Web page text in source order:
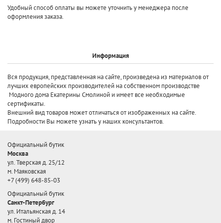
Удобный способ оплаты вы можете уточнить у менеджера после
оформления заказа.
Информация
Вся продукция, представленная на сайте, произведена из материалов от
лучших европейских производителей на собственном производстве
Модного дома Екатерины Смолиной и имеет все необходимые
сертификаты.
Внешний вид товаров может отличаться от изображенных на сайте.
Подробности Вы можете узнать у наших консультантов.
Официальный бутик
Москва
ул. Тверская д. 25/12
м. Маяковская
+7 (499) 648-85-03
Официальный бутик
Санкт-Петербург
ул. Итальянская д. 14
м. Гостиный двор